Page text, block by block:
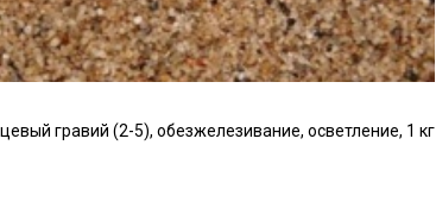
гравий (2-5), обезжелезивание, осветление, 1 кг